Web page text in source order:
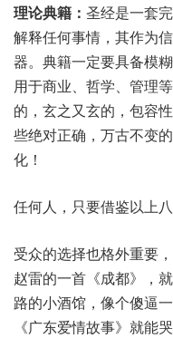
理论典籍： 圣经是一套
解释任何事情，其作为
器。典籍一定要具备模
用于商业、哲学、管理
的，玄之又玄的，包容
些绝对正确，万古不变
化！
任何人，只要借鉴以上
受众的选择也格外重要
赵雷的一首《成都》，
路的小酒馆，像个傻逼
《广东爱情故事》就能